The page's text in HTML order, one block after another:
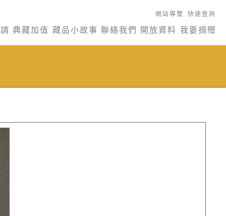
網站導覽 快速查詢
典藏加值 藏品小故事 聯絡我們 開放資料 我要捐贈